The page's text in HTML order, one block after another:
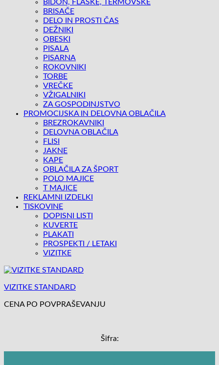
BIDON, FLAŠKE, TERMOVSKE
BRISAČE
DELO IN PROSTI ČAS
DEŽNIKI
OBESKI
PISALA
PISARNA
ROKOVNIKI
TORBE
VREČKE
VŽIGALNIKI
ZA GOSPODINJSTVO
PROMOCIJSKA IN DELOVNA OBLAČILA
BREZROKAVNIKI
DELOVNA OBLAČILA
FLISI
JAKNE
KAPE
OBLAČILA ZA ŠPORT
POLO MAJICE
T MAJICE
REKLAMNI IZDELKI
TISKOVINE
DOPISNI LISTI
KUVERTE
PLAKATI
PROSPEKTI / LETAKI
VIZITKE
VIZITKE STANDARD
CENA PO POVPRAŠEVANJU
Šifra: